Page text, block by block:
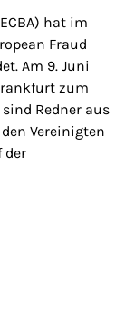
hat im
Fraud
Am 9. Juni
zum
Redner aus
Vereinigten
der